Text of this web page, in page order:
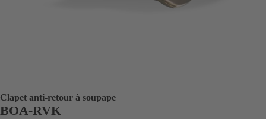
Clapet anti-retour à soupape
BOA-RVK